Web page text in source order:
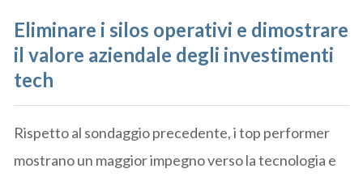
Eliminare i silos operativi e dimostrare
il valore aziendale degli investimenti
tech
Rispetto al sondaggio precedente, i top performer
mostrano un maggior impegno verso la tecnologia e